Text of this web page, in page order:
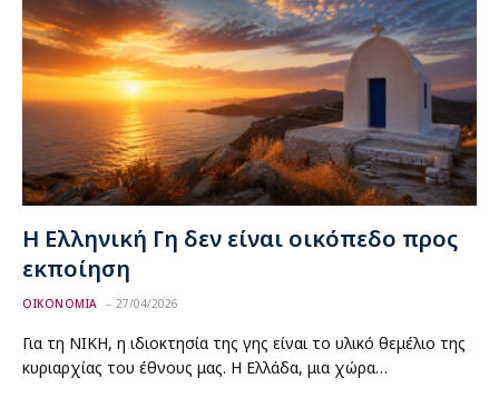
Η Ελληνική Γη δεν είναι οικόπεδο προς
εκποίηση
ΟΙΚΟΝΟΜΙΑ 27/04/2026
Για τη ΝΙΚΗ, η ιδιοκτησία της γης είναι το υλικό θεμέλιο της
κυριαρχίας του έθνους μας. Η Ελλάδα, μια χώρα…